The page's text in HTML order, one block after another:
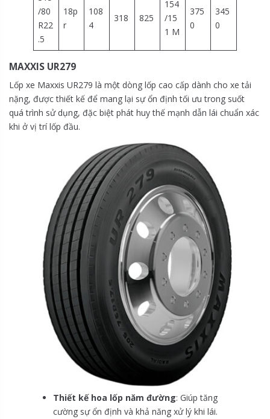
/80
R22
.5
18p
r
108
4
318 825
154
/15
1 M
375
0
345
0
MAXXIS UR279
Lốp xe Maxxis UR279 là một dòng lốp cao cấp dành cho xe tải
nặng, được thiết kế để mang lại sự ổn định tối ưu trong suốt
quá trình sử dụng, đặc biệt phát huy thế mạnh dẫn lái chuẩn xác
khi ở vị trí lốp đầu.
Thiết kế hoa lốp năm đường: Giúp tăng
cường sự ổn định và khả năng xử lý khi lái.